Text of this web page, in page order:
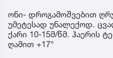
ონი- დროგამოშვებით
უმეტესად უნალექოდ.
ქარი 10-15მ/წმ. ჰაერის
ღამით +17°